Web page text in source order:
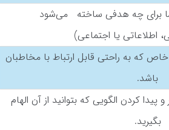
برای چه هدفی ساخته می‌شود
اطلاعاتی یا اجتماعی)
که به راحتی قابل ارتباط با مخاطبان
باشد.
کردن الگویی که بتوانید از آن الهام
بگیرید.